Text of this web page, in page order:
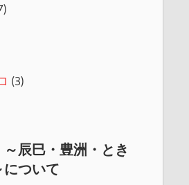
(3)
辰巳・豊洲・とき
について